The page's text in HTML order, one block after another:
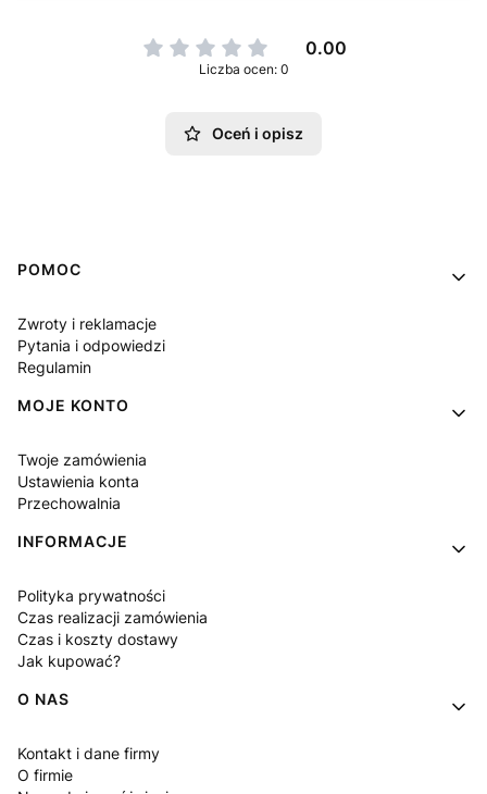
0.00
Liczba ocen: 0
Oceń i opisz
Linki w stopce
POMOC
Zwroty i reklamacje
Pytania i odpowiedzi
Regulamin
MOJE KONTO
Twoje zamówienia
Ustawienia konta
Przechowalnia
INFORMACJE
Polityka prywatności
Czas realizacji zamówienia
Czas i koszty dostawy
Jak kupować?
O NAS
Kontakt i dane firmy
O firmie